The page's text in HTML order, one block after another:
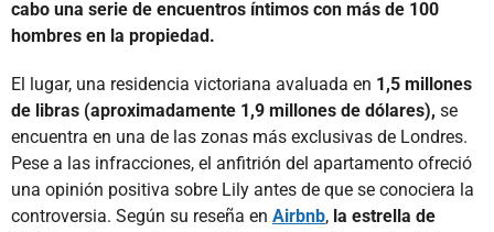
cabo una serie de encuentros íntimos con más de 100
hombres en la propiedad.
El lugar, una residencia victoriana avaluada en 1,5 millones
de libras (aproximadamente 1,9 millones de dólares), se
encuentra en una de las zonas más exclusivas de Londres.
Pese a las infracciones, el anfitrión del apartamento ofreció
una opinión positiva sobre Lily antes de que se conociera la
controversia. Según su reseña en Airbnb, la estrella de